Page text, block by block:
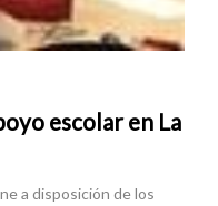
escolar en La
a disposición de los